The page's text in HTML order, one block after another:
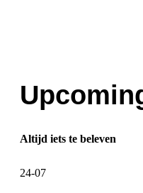
Altijd iets te beleven
24-07